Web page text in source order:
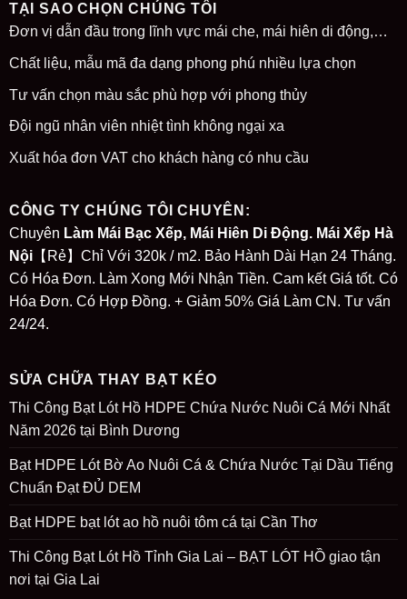
TẠI SAO CHỌN CHÚNG TÔI
Đơn vị dẫn đầu trong lĩnh vực mái che, mái hiên di động,…
Chất liệu, mẫu mã đa dạng phong phú nhiều lựa chọn
Tư vấn chọn màu sắc phù hợp với phong thủy
Đội ngũ nhân viên nhiệt tình không ngại xa
Xuất hóa đơn VAT cho khách hàng có nhu cầu
CÔNG TY CHÚNG TÔI CHUYÊN:
Chuyên Làm Mái Bạc Xếp, Mái Hiên Di Động. Mái Xếp Hà
Nội【Rẻ】Chỉ Với 320k / m2. Bảo Hành Dài Hạn 24 Tháng.
Có Hóa Đơn. Làm Xong Mới Nhận Tiền. Cam kết Giá tốt. Có
Hóa Đơn. Có Hợp Đồng. + Giảm 50% Giá Làm CN. Tư vấn
24/24.
SỬA CHỮA THAY BẠT KÉO
Thi Công Bạt Lót Hồ HDPE Chứa Nước Nuôi Cá Mới Nhất
Năm 2026 tại Bình Dương
Bạt HDPE Lót Bờ Ao Nuôi Cá & Chứa Nước Tại Dầu Tiếng
Chuẩn Đạt ĐỦ DEM
Bạt HDPE bạt lót ao hồ nuôi tôm cá tại Cần Thơ
Thi Công Bạt Lót Hồ Tỉnh Gia Lai – BẠT LÓT HỒ giao tận
nơi tại Gia Lai